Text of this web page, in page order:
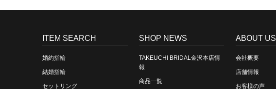
ITEM SEARCH
婚約指輪
結婚指輪
セットリング
SHOP NEWS
TAKEUCHI BRIDAL金沢本店情
報
商品一覧
ABOUT US
会社概要
店舗情報
お客様の声